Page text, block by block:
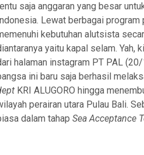
saja anggaran yang besar
Lewat berbagai program
kebutuhan alutsista
yaitu kapal selam. Yah,
halaman instagram PT PAL
ini baru saja berhasil
KRI ALUGORO hingga
perairan utara Pulau Bali.
dalam tahap Sea Acceptance